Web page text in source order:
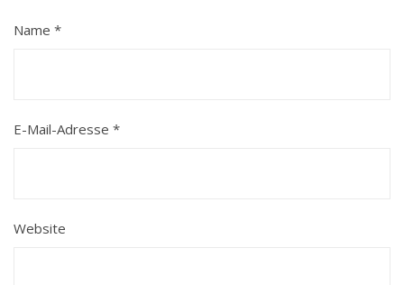
Name *
E-Mail-Adresse *
Website